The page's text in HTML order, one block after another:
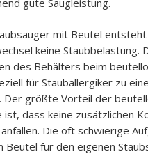
mit Beutel
keine Staubbelastung.
des Behälters beim
für Stauballergiker zu
Der größte Vorteil der
ist, dass keine zusätzlichen
Die oft schwierige
Beutel für den eigenen